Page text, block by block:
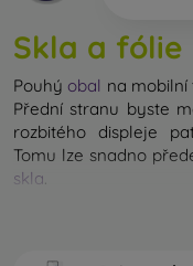
Skla a fólie
Pouhý obal na
Přední stranu byste
rozbitého displeje
Tomu lze snadno
skla
Nerozbitné sklo na
zůstane displej ve